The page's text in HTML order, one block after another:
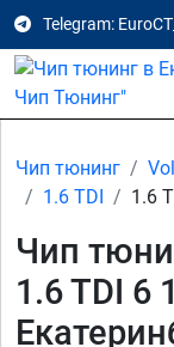
Telegram:
Чип тюнинг
1.6 TDI
1.6
Чип
1.6 TDI 6